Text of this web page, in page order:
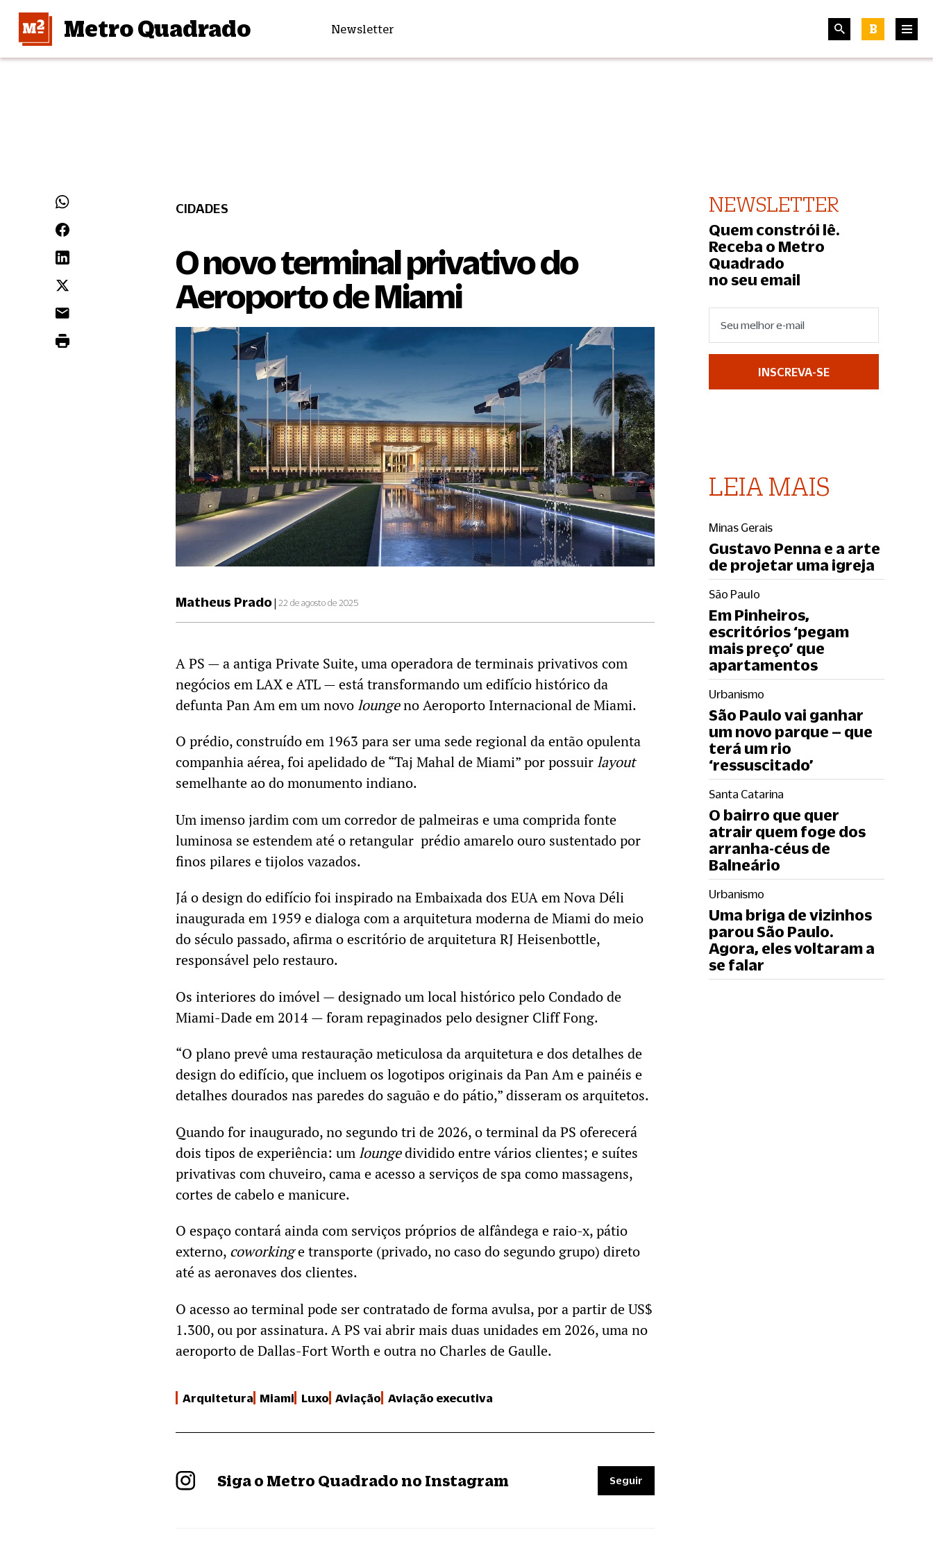
Metro Quadrado Newsletter B
CIDADES
O novo terminal privativo do
Aeroporto de Miami
Matheus Prado| 22 de agosto de 2025
A PS — a antiga Private Suite, uma operadora de terminais privativos com
negócios em LAX e ATL — está transformando um edifício histórico da
defunta Pan Am em um novo loungeno Aeroporto Internacional de Miami.
O prédio, construído em 1963 para ser uma sede regional da então opulenta
companhia aérea, foi apelidado de “Taj Mahal de Miami” por possuir layout
semelhante ao do monumento indiano.
Um imenso jardim com um corredor de palmeiras e uma comprida fonte
luminosa se estendem até o retangular prédio amarelo ouro sustentado por
finos pilares e tijolos vazados.
Já o design do edifício foi inspirado na Embaixada dos EUA em Nova Déli
inaugurada em 1959 e dialoga com a arquitetura moderna de Miami do meio
do século passado, afirma o escritório de arquitetura RJ Heisenbottle,
responsável pelo restauro.
Os interiores do imóvel — designado um local histórico pelo Condado de
Miami-Dade em 2014 — foram repaginados pelo designer Cliff Fong.
“O plano prevê uma restauração meticulosa da arquitetura e dos detalhes de
design do edifício, que incluem os logotipos originais da Pan Am e painéis e
detalhes dourados nas paredes do saguão e do pátio,” disseram os arquitetos.
Quando for inaugurado, no segundo tri de 2026, o terminal da PS oferecerá
dois tipos de experiência: um loungedividido entre vários clientes; e suítes
privativas com chuveiro, cama e acesso a serviços de spa como massagens,
cortes de cabelo e manicure.
O espaço contará ainda com serviços próprios de alfândega e raio-x, pátio
externo, coworkinge transporte (privado, no caso do segundo grupo) direto
até as aeronaves dos clientes.
O acesso ao terminal pode ser contratado de forma avulsa, por a partir de US$
1.300, ou por assinatura. A PS vai abrir mais duas unidades em 2026, uma no
aeroporto de Dallas-Fort Worth e outra no Charles de Gaulle.
Arquitetura Miami Luxo Aviação Aviação executiva
Siga o Metro Quadrado no Instagram Seguir
NEWSLETTER
Quem constrói lê.
Receba o Metro
Quadrado
no seu email
INSCREVA-SE
LEIA MAIS
Minas Gerais
Gustavo Penna e a arte
de projetar uma igreja
São Paulo
Em Pinheiros,
escritórios ‘pegam
mais preço’ que
apartamentos
Urbanismo
São Paulo vai ganhar
um novo parque – que
terá um rio
‘ressuscitado’
Santa Catarina
O bairro que quer
atrair quem foge dos
arranha-céus de
Balneário
Urbanismo
Uma briga de vizinhos
parou São Paulo.
Agora, eles voltaram a
se falar